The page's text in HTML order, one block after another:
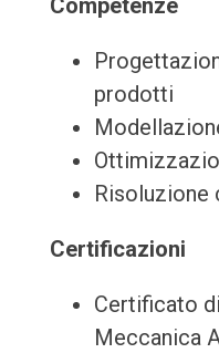
Competenze
prodotti
Risoluzione
Certificazioni
Certificato
Meccanica